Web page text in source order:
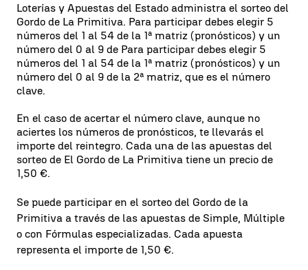
Loterías y Apuestas del Estado administra el sorteo del
Gordo de La Primitiva. Para participar debes elegir 5
números del 1 al 54 de la 1ª matriz (pronósticos) y un
número del 0 al 9 de Para participar debes elegir 5
números del 1 al 54 de la 1ª matriz (pronósticos) y un
número del 0 al 9 de la 2ª matriz, que es el número
clave.
En el caso de acertar el número clave, aunque no
aciertes los números de pronósticos, te llevarás el
importe del reintegro. Cada una de las apuestas del
sorteo de El Gordo de La Primitiva tiene un precio de
1,50 €.
Se puede participar en el sorteo del Gordo de la
Primitiva a través de las apuestas de Simple, Múltiple
o con Fórmulas especializadas. Cada apuesta
representa el importe de 1,50 €.